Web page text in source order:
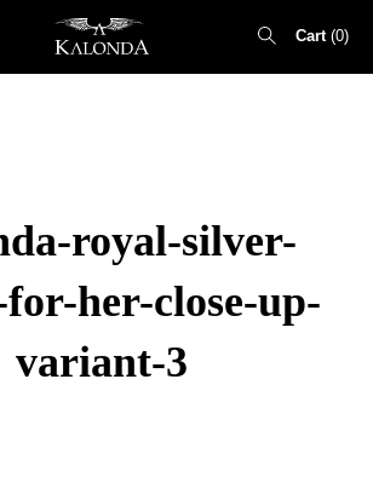
Cart 0
royal-silver-
her-close-up-
variant-3